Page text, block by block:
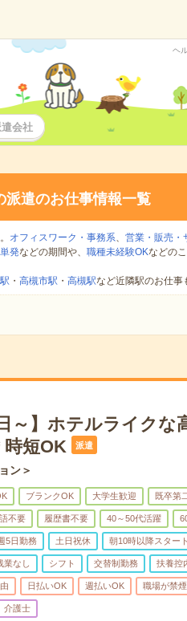
ヘ
会社
派遣のお仕事情報一覧
オフィスワーク・事務系、 営業・販売・
単発などの期間や、 職種未経験OKなどの
・ 高槻市駅 ・ 高槻駅など近隣駅のお仕事
～】ホテルライクな
短OK
派遣
ン＞
ブランクOK 大学生歓迎 既卒第
不要 履歴書不要 40～50代活躍
5日勤務 土日祝休 朝10時以降スタート
業なし シフト 交替制勤務 扶養控
日払いOK 週払いOK 職場が禁煙
介護士